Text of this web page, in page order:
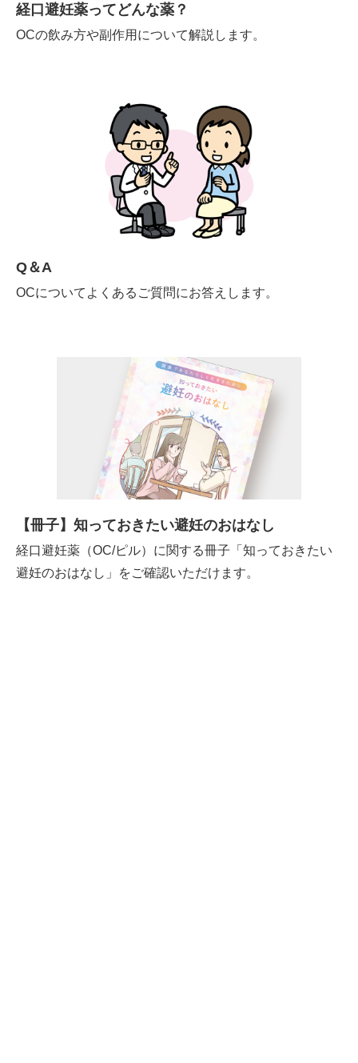
経口避妊薬ってどんな薬？
OCの飲み方や副作用について解説します。
Q＆A
OCについてよくあるご質問にお答えします。
【冊子】知っておきたい避妊のおはなし
経口避妊薬（OC/ピル）に関する冊子「知っておきたい
避妊のおはなし」をご確認いただけます。